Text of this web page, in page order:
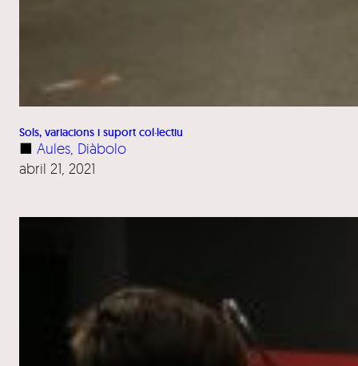
Sols, variacions i suport col·lectiu
■ Aules Diàbolo
abril 21, 2021